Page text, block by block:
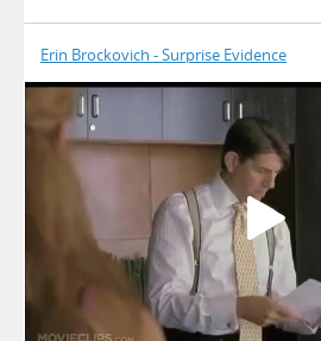
Erin Brockovich - Surprise Evidence